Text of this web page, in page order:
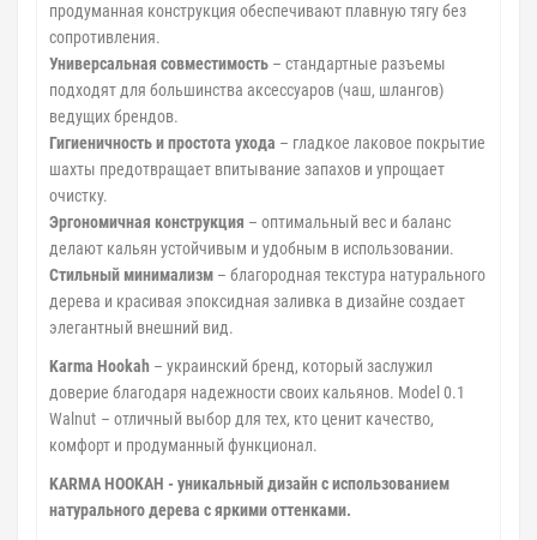
продуманная конструкция обеспечивают плавную тягу без
сопротивления.
Универсальная совместимость – стандартные разъемы
подходят для большинства аксессуаров (чаш, шлангов)
ведущих брендов.
Гигиеничность и простота ухода – гладкое лаковое покрытие
шахты предотвращает впитывание запахов и упрощает
очистку.
Эргономичная конструкция – оптимальный вес и баланс
делают кальян устойчивым и удобным в использовании.
Стильный минимализм – благородная текстура натурального
дерева и красивая эпоксидная заливка в дизайне создает
элегантный внешний вид.
Karma Hookah – украинский бренд, который заслужил
доверие благодаря надежности своих кальянов. Model 0.1
Walnut – отличный выбор для тех, кто ценит качество,
комфорт и продуманный функционал.
KARMA HOOKAH - уникальный дизайн с использованием
натурального дерева с яркими оттенками.